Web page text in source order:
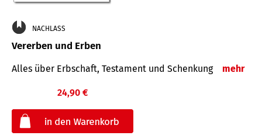
NACHLASS
Vererben und Erben
Alles über Erbschaft, Testament und Schenkung mehr
24,90 €